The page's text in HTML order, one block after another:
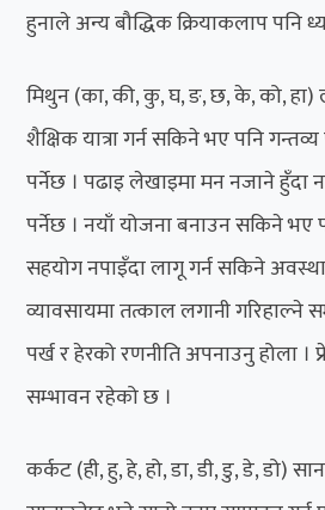
हुनाले अन्य बौद्धिक क्रियाकलाप पनि
मिथुन (का, की, कु, घ, ङ, छ, के, को, हा)
शैक्षिक यात्रा गर्न सकिने भए पनि
पर्नेछ । पढाइ लेखाइमा मन नजाने हुँदा
पर्नेछ । नयाँ योजना बनाउन सकिने भए
सहयोग नपाइँदा लागू गर्न सकिने
व्यावसायमा तत्काल लगानी
पर्ख र हेरको रणनीति अपनाउनु होला ।
सम्भावन रहेको छ ।
कर्कट (ही, हु, हे, हो, डा, डी, डु, डे, डो)